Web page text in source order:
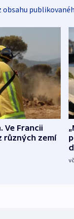
obsahu
Ve Francii
různých zemí